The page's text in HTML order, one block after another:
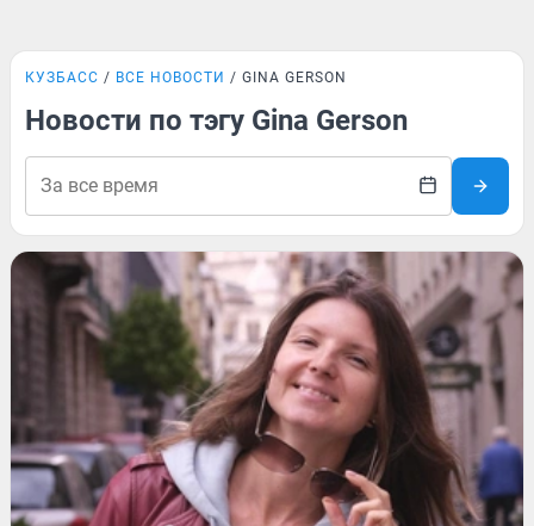
КУЗБАСС ВСЕ НОВОСТИ GINA GERSON
Новости по тэгу Gina Gerson